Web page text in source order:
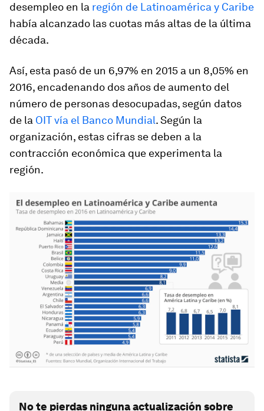
desempleo en la región de Latinoamérica y Caribe
había alcanzado las cuotas más altas de la última
década.
Así, esta pasó de un 6,97% en 2015 a un 8,05% en
2016, encadenando dos años de aumento del
número de personas desocupadas, según datos
de la OIT vía el Banco Mundial. Según la
organización, estas cifras se deben a la
contracción económica que experimenta la
región.
No te pierdas ninguna actualización sobre